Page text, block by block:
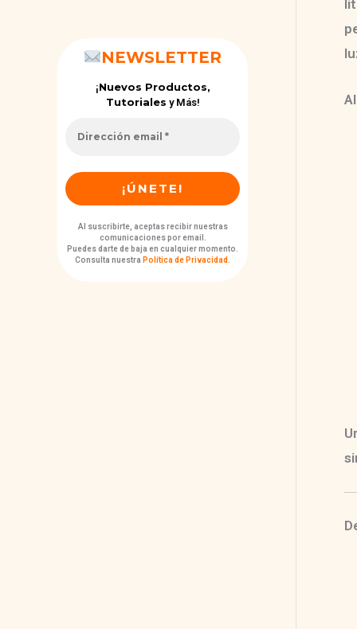
NEWSLETTER
¡Nuevos Productos,
Tutoriales y Más!
Al suscribirte, aceptas recibir nuestras
comunicaciones por email.
Puedes darte de baja en cualquier momento.
Consulta nuestra Política de Privacidad